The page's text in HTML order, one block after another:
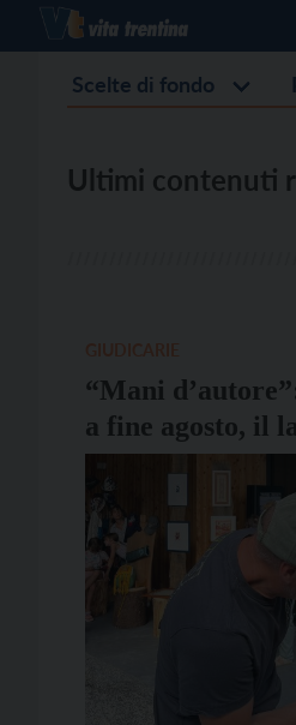
Scelte di fondo
Ultimi contenuti
“Mani
a fine agosto, il
di Porte